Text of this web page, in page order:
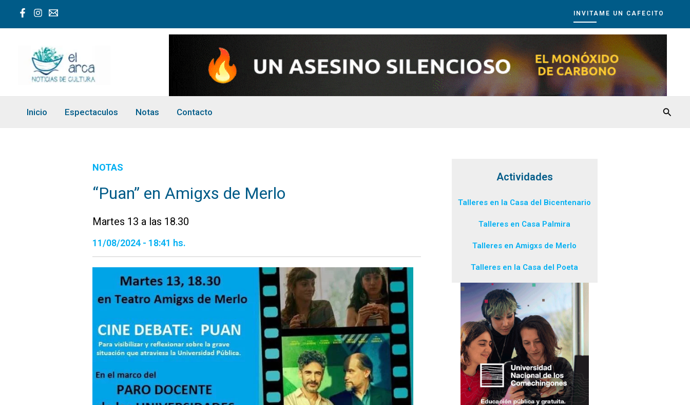
INVITAME UN CAFECITO
Inicio Espectaculos Notas Contacto
NOTAS
“Puan” en Amigxs de Merlo
Martes 13 a las 18.30
11/08/2024 - 18:41 hs.
Actividades
Talleres en la Casa del Bicentenario
Talleres en Casa Palmira
Talleres en Amigxs de Merlo
Talleres en la Casa del Poeta